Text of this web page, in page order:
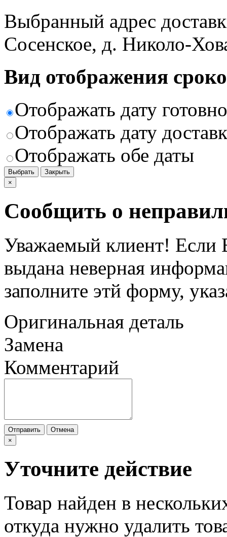
Выбранный адрес
Сосенское, д. Николо-
Вид отображения
Отображать дату
Отображать дату
Отображать обе даты
Выбрать
Закрыть
×
Сообщить о
Уважаемый клиент! Если
выдана неверная
заполните этй форму,
Оригинальная деталь
Замена
Комментарий
Отправить
Отмена
×
Уточните действие
Товар найден в
откуда нужно удалить